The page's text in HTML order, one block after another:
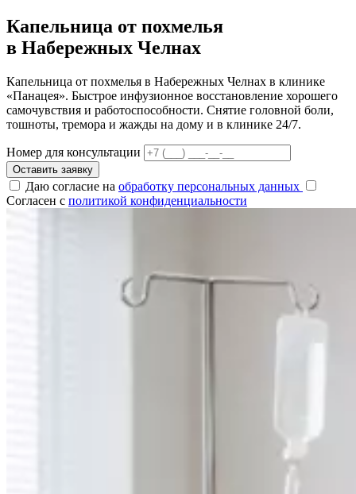
Капельница от похмелья
в Набережных Челнах
Капельница от похмелья в Набережных Челнах в клинике
«Панацея». Быстрое инфузионное восстановление хорошего
самочувствия и работоспособности. Снятие головной боли,
тошноты, тремора и жажды на дому и в клинике 24/7.
Номер для консультации
Оставить заявку
Даю согласие на обработку персональных данных
Согласен с политикой конфиденциальности